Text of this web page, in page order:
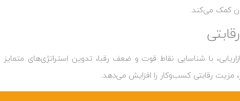
کمک می‌کند.
با شناسایی نقاط قوت و ضعف رقبا، تدوین استراتژی‌های متمایز
رقابتی کسب‌وکار را افزایش می‌دهد.